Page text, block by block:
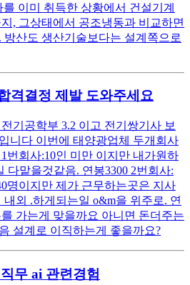
이미 취득한 상황에서 건설기계
, 그상태에서 공조냉동과 비교하면
방산도 생산기술보다는 설계쪽으로
격결정 제발 도와주세요
기공학부 3.2 이고 전기쌍기사 보
니다 이번에 태양광업체 두개회사
번회사:10인 미만 이지만 내가원하
다맡을것같음. 연봉3300 2번회사:
명이지만 제가 근무하는곳은 지사
내외 .하게되는일 o&m을 위주로. 연
가는게 맞을까요 아니면 돈더주는
설계로 이직하는게 좋을까요?
무 ai 관련경험